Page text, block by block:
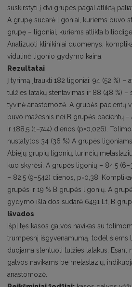
suskirstyti į dvi grupes pagal atliktą
A grupę sudarė ligoniai, kuriems buvo
grupę – ligoniai, kuriems atlikta
Analizuoti klinikiniai duomenys,
vidutinė ligonio gydymo kaina.
Rezultatai
Į tyrimą įtraukti 182 ligoniai: 94 (52 %) –
tulžies latakų stentavimas ir 88 (48 %)
tyvinė anastomozė. A grupės pacientų
buvo mažesnis nei B grupės pacientų –
ir 188,5 (1–744) dienos (p=0,026).
nustatytos 34 (36 %) A grupės
Abiejų grupių ligonių, turinčių
kuo skyrėsi: A grupės ligonių – 84,5
– 82,5 (9–542) dienos, p=0,38.
grupės ir 19 % B grupės ligonių. A
gydymo išlaidos sudarė 6491 Lt, B
Išvados
Išplitęs kasos galvos navikas su
trumpesnį išgyvenamumą, todėl
duojama stentuoti tulžies latakus. Esant
galvos navikams be metastazių,
anastomozė.